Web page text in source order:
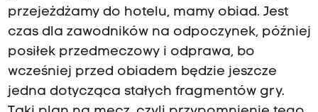
przejeżdżamy do hotelu, mamy obiad. Jest
czas dla zawodników na odpoczynek, później
posiłek przedmeczowy i odprawa, bo
wcześniej przed obiadem będzie jeszcze
jedna dotycząca stałych fragmentów gry.